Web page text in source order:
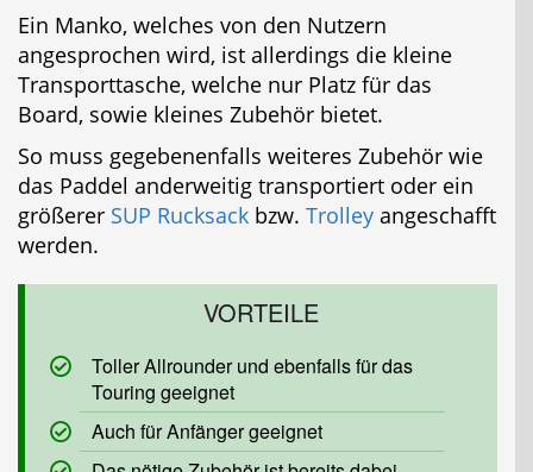
Ein Manko, welches von den Nutzern
angesprochen wird, ist allerdings die kleine
Transporttasche, welche nur Platz für das
Board, sowie kleines Zubehör bietet.
So muss gegebenenfalls weiteres Zubehör wie
das Paddel anderweitig transportiert oder ein
größerer SUP Rucksack bzw. Trolley angeschafft
werden.
Toller Allrounder und ebenfalls für das
Touring geeignet
Auch für Anfänger geeignet